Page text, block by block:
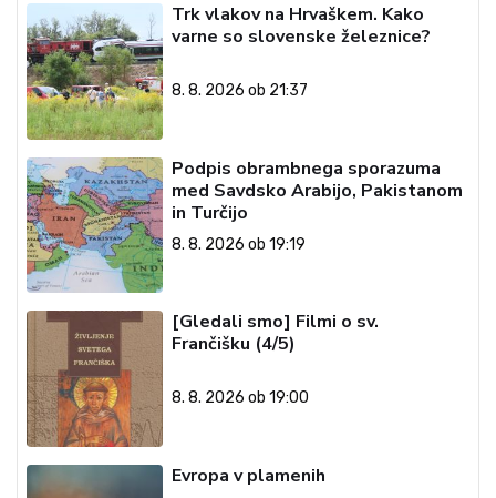
Trk vlakov na Hrvaškem. Kako
varne so slovenske železnice?
8. 8. 2026 ob 21:37
Podpis obrambnega sporazuma
med Savdsko Arabijo, Pakistanom
in Turčijo
8. 8. 2026 ob 19:19
[Gledali smo] Filmi o sv.
Frančišku (4/5)
8. 8. 2026 ob 19:00
Evropa v plamenih